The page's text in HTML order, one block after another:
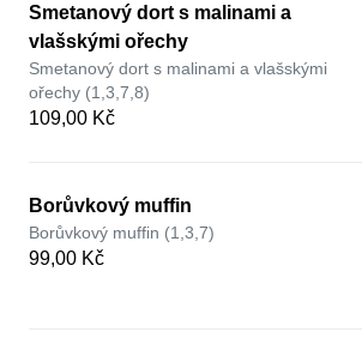
Smetanový dort s malinami a
vlašskými ořechy
Smetanový dort s malinami a vlašskými
ořechy (1,3,7,8)
109,00 Kč
Borůvkový muffin
Borůvkový muffin (1,3,7)
99,00 Kč